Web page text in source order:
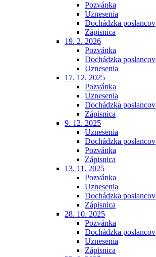
Pozvánka
Uznesenia
Dochádzka poslancov
Zápisnica
19. 2. 2026
Pozvánka
Dochádzka poslancov
Uznesenia
17. 12. 2025
Pozvánka
Uznesenia
Dochádzka poslancov
Zápisnica
9. 12. 2025
Uznesenia
Dochádzka poslancov
Pozvánka
Zápisnica
13. 11. 2025
Pozvánka
Uznesenia
Dochádzka poslancov
Zápisnica
28. 10. 2025
Pozvánka
Dochádzka poslancov
Uznesenia
Zápisnica